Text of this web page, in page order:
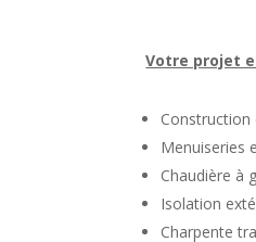
Votre projet
Construction
Menuiseries
Chaudière à
Isolation
Charpente